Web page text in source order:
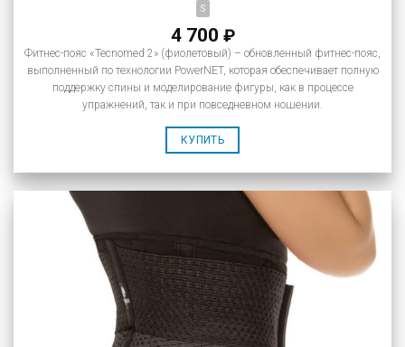
S
4 700 ₽
Фитнес-пояс «Tecnomed 2» (фиолетовый) – обновленный фитнес-пояс,
выполненный по технологии PowerNET, которая обеспечивает полную
поддержку спины и моделирование фигуры, как в процессе
упражнений, так и при повседневном ношении.
КУПИТЬ